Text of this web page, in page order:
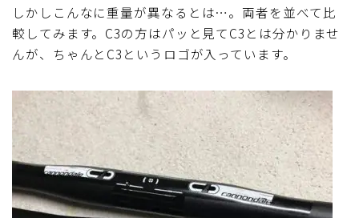
しかしこんなに重量が異なるとは…。両者を並べて比
較してみます。C3の方はパッと見てC3とは分かりませ
んが、ちゃんとC3というロゴが入っています。